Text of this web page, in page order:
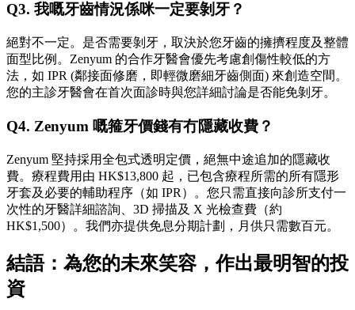
Q3. 我嘅牙齒情況係咪一定要剝牙？
絕對不一定。是否需要剝牙，取決於您牙齒的擁擠程度及整體
面型比例。Zenyum 的合作牙醫會優先考慮創傷性較低的方
法，如 IPR (鄰接面修磨，即輕微磨細牙齒側面) 來創造空間。
您的主診牙醫會在首次面診時與您詳細討論是否能免剝牙。
Q4. Zenyum 嘅箍牙價錢有冇隱藏收費？
Zenyum 堅持採用全包式透明定價，絕無中途追加的隱藏收
費。療程費用由 HK$13,800 起，已包含療程所需的所有隱形
牙套及必要的輔助程序（如 IPR）。您只需直接向診所支付一
次性的牙醫詳細諮詢、3D 掃描及 X 光檢查費（約
HK$1,500）。我們亦提供免息分期計劃，月供只需數百元。
結語：為您的未來笑容，作出最明智的投
資